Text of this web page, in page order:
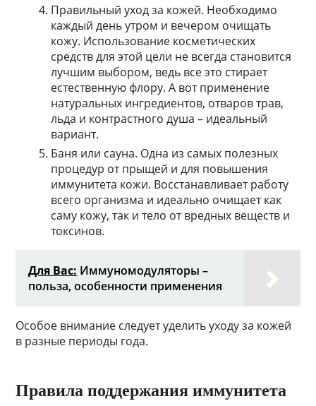
Правильный уход за кожей. Необходимо
каждый день утром и вечером очищать
кожу. Использование косметических
средств для этой цели не всегда становится
лучшим выбором, ведь все это стирает
естественную флору. А вот применение
натуральных ингредиентов, отваров трав,
льда и контрастного душа – идеальный
вариант.
Баня или сауна. Одна из самых полезных
процедур от прыщей и для повышения
иммунитета кожи. Восстанавливает работу
всего организма и идеально очищает как
саму кожу, так и тело от вредных веществ и
токсинов.
Для Вас: Иммуномодуляторы –
польза, особенности применения
Особое внимание следует уделить уходу за кожей
в разные периоды года.
Правила поддержания иммунитета